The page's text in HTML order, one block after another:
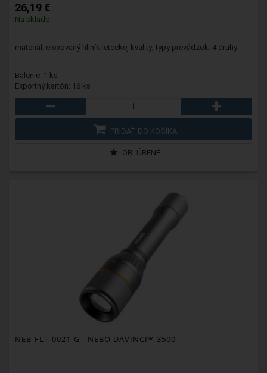
26,19 €
Na sklade
materiál: eloxovaný hliník leteckej kvality; typy prevádzok: 4 druhy
Balenie: 1 ks
Exportný kartón: 16 ks
PRIDAŤ DO KOŠÍKA
OBĽÚBENÉ
NEB-FLT-0021-G - NEBO DAVINCI™ 3500